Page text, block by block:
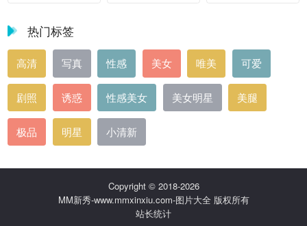
热门标签
高清 写真 性感 美女 唯美 可爱
剧照 诱惑 性感美女 美女明星 美腿
极品 明星 小清新
Copyright © 2018-2026
MM新秀-www.mmxinxiu.com-图片大全 版权所有
站长统计